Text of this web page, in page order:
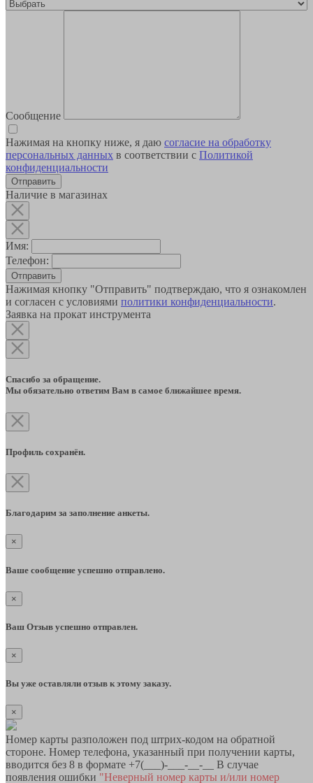
Сообщение
Нажимая на кнопку ниже, я даю согласие на обработку
персональных данных в соответствии с Политикой
конфиденциальности
Наличие в магазинах
Имя:
Телефон:
Отправить
Нажимая кнопку "Отправить" подтверждаю, что я ознакомлен
и согласен с условиями политики конфиденциальности.
Заявка на прокат инструмента
Спасибо за обращение.
Мы обязательно ответим Вам в самое ближайшее время.
Профиль сохранён.
Благодарим за заполнение анкеты.
×
Ваше сообщение успешно отправлено.
×
Ваш Отзыв успешно отправлен.
×
Вы уже оставляли отзыв к этому заказу.
×
Номер карты разположен под штрих-кодом на обратной
стороне. Номер телефона, указанный при получении карты,
вводится без 8 в формате +7(___)-___-__-__ В случае
появления ошибки "Неверный номер карты и/или номер